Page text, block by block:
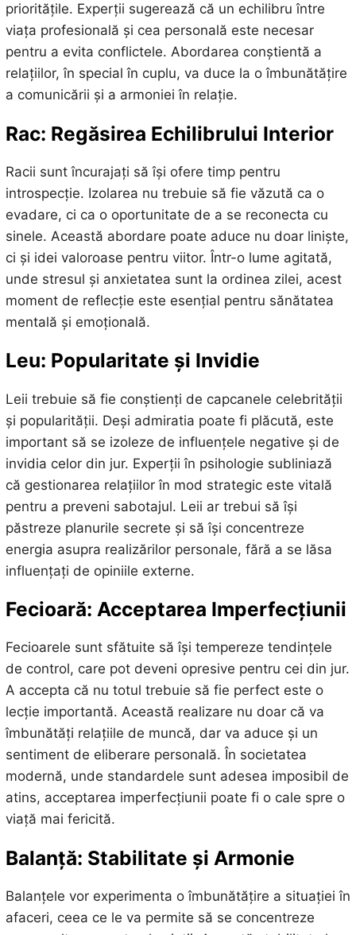
prioritățile. Experții sugerează că un echilibru între
viața profesională și cea personală este necesar
pentru a evita conflictele. Abordarea conștientă a
relațiilor, în special în cuplu, va duce la o îmbunătățire
a comunicării și a armoniei în relație.
Rac: Regăsirea Echilibrului Interior
Racii sunt încurajați să își ofere timp pentru
introspecție. Izolarea nu trebuie să fie văzută ca o
evadare, ci ca o oportunitate de a se reconecta cu
sinele. Această abordare poate aduce nu doar liniște,
ci și idei valoroase pentru viitor. Într-o lume agitată,
unde stresul și anxietatea sunt la ordinea zilei, acest
moment de reflecție este esențial pentru sănătatea
mentală și emoțională.
Leu: Popularitate și Invidie
Leii trebuie să fie conștienți de capcanele celebrității
și popularității. Deși admiratia poate fi plăcută, este
important să se izoleze de influențele negative și de
invidia celor din jur. Experții în psihologie subliniază
că gestionarea relațiilor în mod strategic este vitală
pentru a preveni sabotajul. Leii ar trebui să își
păstreze planurile secrete și să își concentreze
energia asupra realizărilor personale, fără a se lăsa
influențați de opiniile externe.
Fecioară: Acceptarea Imperfecțiunii
Fecioarele sunt sfătuite să își tempereze tendințele
de control, care pot deveni opresive pentru cei din jur.
A accepta că nu totul trebuie să fie perfect este o
lecție importantă. Această realizare nu doar că va
îmbunătăți relațiile de muncă, dar va aduce și un
sentiment de eliberare personală. În societatea
modernă, unde standardele sunt adesea imposibil de
atins, acceptarea imperfecțiunii poate fi o cale spre o
viață mai fericită.
Balanță: Stabilitate și Armonie
Balanțele vor experimenta o îmbunătățire a situației în
afaceri, ceea ce le va permite să se concentreze